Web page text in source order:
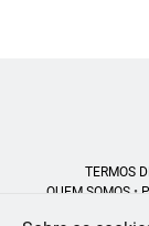
TERMOS
QUEM SOMOS•